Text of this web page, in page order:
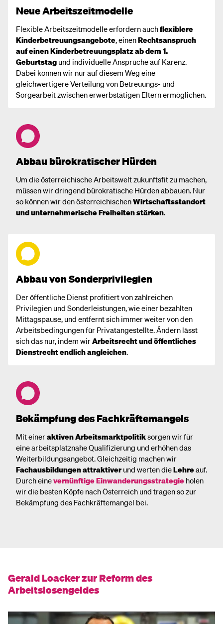
Neue Arbeitszeitmodelle
Flexible Arbeitszeitmodelle erfordern auchflexiblere
Kinderbetreuungsangebote, einenRechtsanspruch
auf einen Kinderbetreuungsplatz ab dem 1.
Geburtstag und individuelle Ansprüche auf Karenz.
Dabei können wir nur auf diesem Weg eine
gleichwertigere Verteilung von Betreuungs- und
Sorgearbeit zwischen erwerbstätigen Eltern ermöglichen.
Abbau bürokratischer Hürden
Um die österreichische Arbeitswelt zukunftsfit zu machen,
müssen wir dringend bürokratische Hürden abbauen. Nur
so können wir den österreichischenWirtschaftsstandort
und unternehmerische Freiheiten stärken.
Abbau von Sonderprivilegien
Der öffentliche Dienst profitiert von zahlreichen
Privilegien und Sonderleistungen, wie einer bezahlten
Mittagspause, und entfernt sich immer weiter von den
Arbeitsbedingungen für Privatangestellte. Ändern lässt
sich das nur, indem wirArbeitsrecht und öffentliches
Dienstrecht endlich angleichen.
Bekämpfung des Fachkräftemangels
Mit eineraktiven Arbeitsmarktpolitiksorgen wir für
eine arbeitsplatznahe Qualifizierung und erhöhen das
Weiterbildungsangebot. Gleichzeitig machen wir
Fachausbildungen attraktiver und werten dieLehreauf.
Durch einevernünftige Einwanderungsstrategie holen
wir die besten Köpfe nach Österreich und tragen so zur
Bekämpfung des Fachkräftemangel bei.
Gerald Loacker zur Reform des
Arbeitslosengeldes